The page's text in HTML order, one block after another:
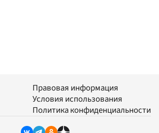
Правовая информация
Условия использования
Политика конфиденциальности